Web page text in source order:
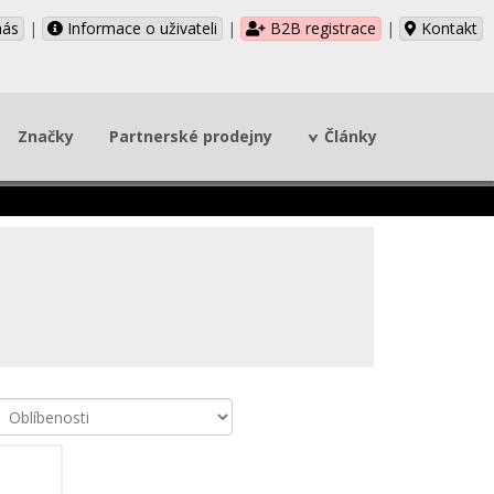
| Informace o uživateli | B2B registrace | Kontakt
Značky Partnerské prodejny Články